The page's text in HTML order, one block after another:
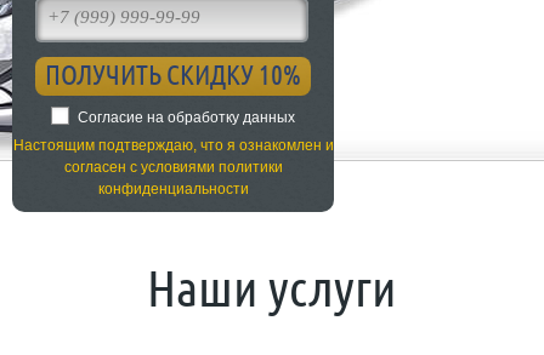
Согласие на обработку данных
Настоящим подтверждаю, что я ознакомлен и
согласен с условиями политики
конфиденциальности
Наши услуги